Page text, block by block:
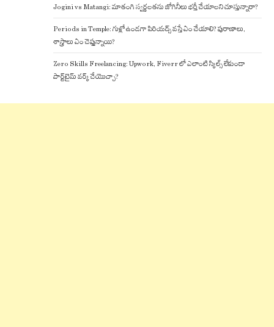
Jogini vs Matangi: మాతంగి స్వర్ణలతను జోగినీలు భర్తీ చేయాలని చూస్తున్నారా?
Periods in Temple: గుళ్లో ఉండగా పిరియడ్స్ వస్తే ఏం చేయాలి? పురాణాలు,
శాస్త్రాలు ఏం చెప్తున్నాయి?
Zero Skills Freelancing: Upwork, Fiverr లో ఎలాంటి స్కిల్స్ లేకుండా
పార్ట్‌టైమ్ వర్క్ చేయొచ్చా?